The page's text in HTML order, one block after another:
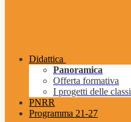
Didattica
Panoramica
Offerta formativa
I progetti delle classi
PNRR
Programma 21-27